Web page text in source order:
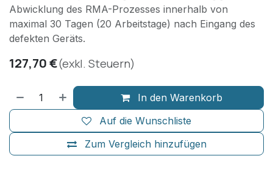
Abwicklung des RMA-Prozesses innerhalb von
maximal 30 Tagen (20 Arbeitstage) nach Eingang des
defekten Geräts.
127,70€(exkl. Steuern)
In den Warenkorb
Zum Vergleich hinzufügen
Auf die Wunschliste